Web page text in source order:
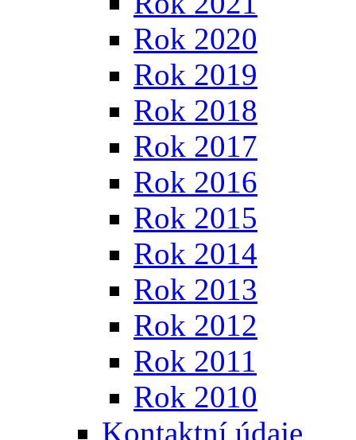
Rok 2020
Rok 2019
Rok 2018
Rok 2017
Rok 2016
Rok 2015
Rok 2014
Rok 2013
Rok 2012
Rok 2011
Rok 2010
Kontaktní údaje